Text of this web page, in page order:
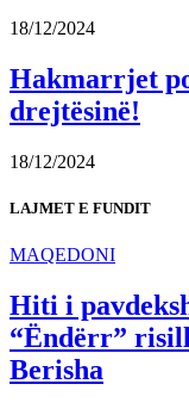
18/12/2024
Hakmarrjet
drejtësinë!
18/12/2024
LAJMET E FUNDIT
MAQEDONI
Hiti i
“Ëndërr”
Berisha